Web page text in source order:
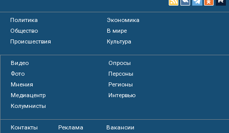
Политика
Экономика
Общество
В мире
Происшествия
Культура
Видео
Опросы
Фото
Персоны
Мнения
Регионы
Медиацентр
Интервью
Колумнисты
Контакты Реклама Вакансии